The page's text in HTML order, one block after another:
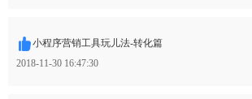
小程序营销工具玩儿法-转化篇
2018-11-30 16:47:30